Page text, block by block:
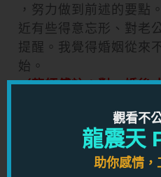
，努力做到前述的要點
近有些得意忘形、對老
提醒。我覺得婚姻從來
始。
（龍師傅註：對，婚後
我想，在感情婚姻方面
依照師傅的文章內容去
觀看不
龍震天
助你感情，